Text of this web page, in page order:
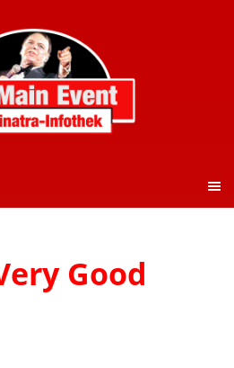
Good